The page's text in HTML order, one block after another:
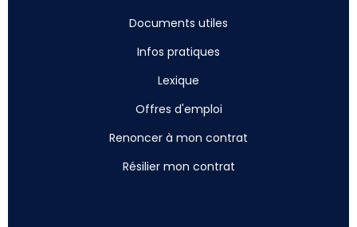
Documents utiles
Infos pratiques
Lexique
Offres d'emploi
Renoncer à mon contrat
Résilier mon contrat